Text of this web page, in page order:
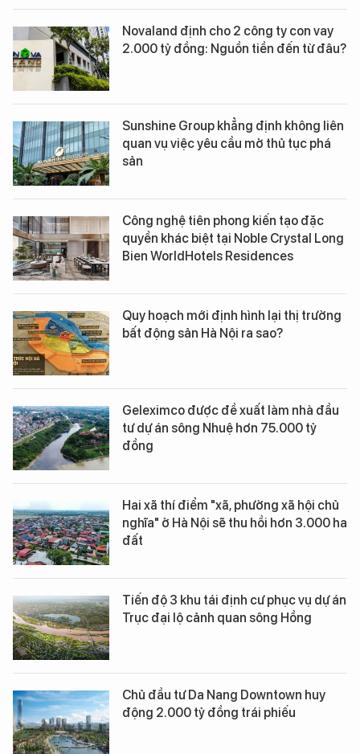
Novaland định cho 2 công ty con vay
2.000 tỷ đồng: Nguồn tiền đến từ đâu?
Sunshine Group khẳng định không liên
quan vụ việc yêu cầu mở thủ tục phá
sản
Công nghệ tiên phong kiến tạo đặc
quyền khác biệt tại Noble Crystal Long
Bien WorldHotels Residences
Quy hoạch mới định hình lại thị trường
bất động sản Hà Nội ra sao?
Geleximco được đề xuất làm nhà đầu
tư dự án sông Nhuệ hơn 75.000 tỷ
đồng
Hai xã thí điểm "xã, phường xã hội chủ
nghĩa" ở Hà Nội sẽ thu hồi hơn 3.000 ha
đất
Tiến độ 3 khu tái định cư phục vụ dự án
Trục đại lộ cảnh quan sông Hồng
Chủ đầu tư Da Nang Downtown huy
động 2.000 tỷ đồng trái phiếu